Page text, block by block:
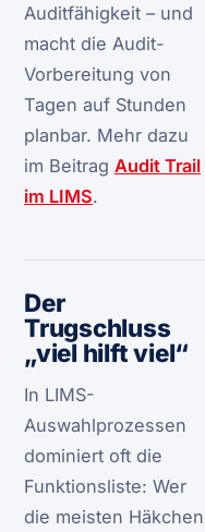
Auditfähigkeit – und
macht die Audit-
Vorbereitung von
Tagen auf Stunden
planbar. Mehr dazu
im Beitrag Audit Trail
im LIMS.
Der
Trugschluss
„viel hilft viel“
In LIMS-
Auswahlprozessen
dominiert oft die
Funktionsliste: Wer
die meisten Häkchen